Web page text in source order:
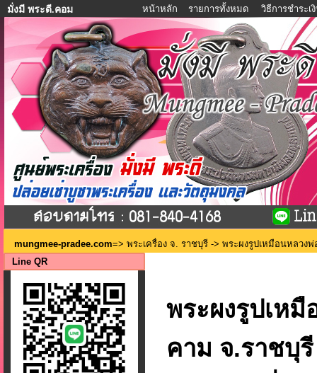
มั่งมี พระดี.คอม หน้าหลัก รายการทั้งหมด วิธีการชำระเ
mungmee-pradee.com=> พระเครื่อง จ. ราชบุรี -> พระผงรูปเหมือนหลวง
Line QR
พระผงรูปเห
คาม จ.ราชบุ